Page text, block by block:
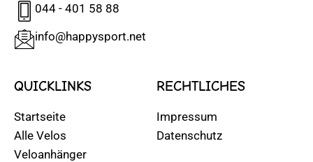
044 - 401 58 88
info@happysport.net
QUICKLINKS
Startseite
Alle Velos
Veloanhänger
RECHTLICHES
Impressum
Datenschutz